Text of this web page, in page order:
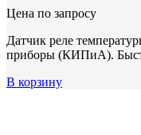
Цена по запросу
Датчик реле
приборы (КИПиА).
В корзину